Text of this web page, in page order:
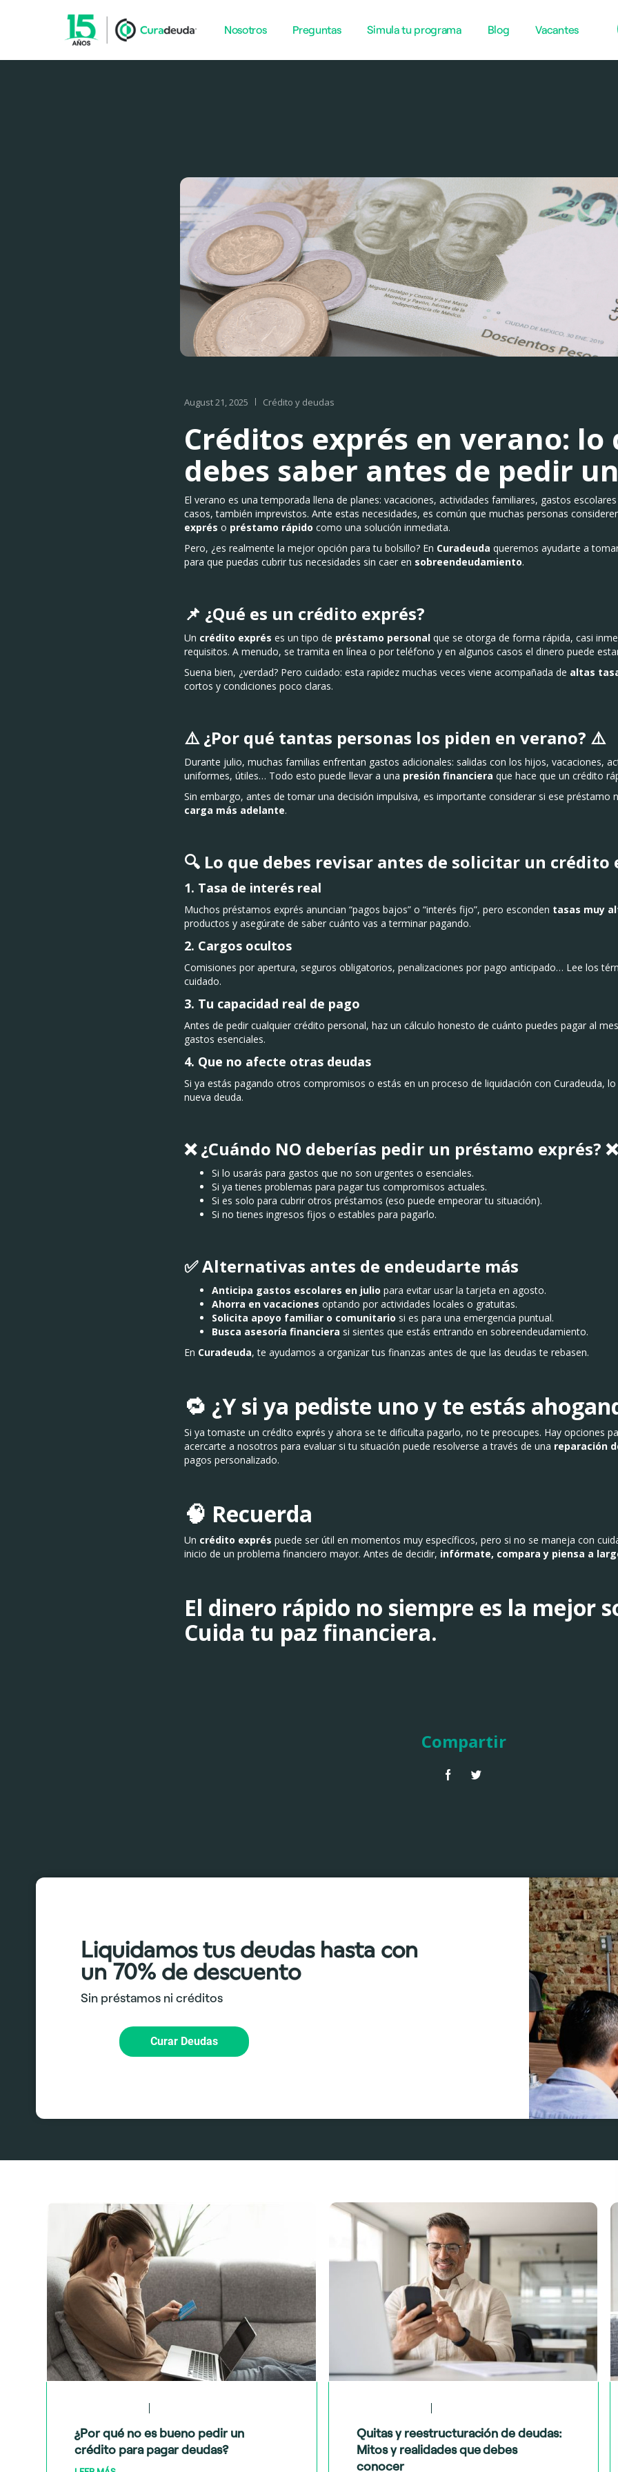
Nosotros Preguntas Simula tu programa Blog Vacantes
August 21, 2025 Crédito y deudas
Créditos exprés en verano: lo
debes saber antes de pedir
El verano es una temporada llena de planes: vacaciones, actividades familiares, gastos
casos, también imprevistos. Ante estas necesidades, es común que muchas personas
exprés o préstamo rápido como una solución inmediata.
Pero, ¿es realmente la mejor opción para tu bolsillo? En Curadeuda queremos ayudarte a
para que puedas cubrir tus necesidades sin caer en sobreendeudamiento.
📌 ¿Qué es un crédito exprés?
Un crédito exprés es un tipo de préstamo personal que se otorga de forma rápida, casi
requisitos. A menudo, se tramita en línea o por teléfono y en algunos casos el dinero puede
Suena bien, ¿verdad? Pero cuidado: esta rapidez muchas veces viene acompañada de altas
cortos y condiciones poco claras.
⚠️ ¿Por qué tantas personas los piden en verano? ⚠️
Durante julio, muchas familias enfrentan gastos adicionales: salidas con los hijos, vacaciones,
uniformes, útiles… Todo esto puede llevar a una presión financiera que hace que un crédito
Sin embargo, antes de tomar una decisión impulsiva, es importante considerar si ese préstamo
carga más adelante.
🔍 Lo que debes revisar antes de solicitar un crédito
1. Tasa de interés real
Muchos préstamos exprés anuncian “pagos bajos” o “interés fijo”, pero esconden tasas muy
productos y asegúrate de saber cuánto vas a terminar pagando.
2. Cargos ocultos
Comisiones por apertura, seguros obligatorios, penalizaciones por pago anticipado… Lee los
cuidado.
3. Tu capacidad real de pago
Antes de pedir cualquier crédito personal, haz un cálculo honesto de cuánto puedes pagar al
gastos esenciales.
4. Que no afecte otras deudas
Si ya estás pagando otros compromisos o estás en un proceso de liquidación con Curadeuda, lo
nueva deuda.
❌ ¿Cuándo NO deberías pedir un préstamo exprés? ❌
Si lo usarás para gastos que no son urgentes o esenciales.
Si ya tienes problemas para pagar tus compromisos actuales.
Si es solo para cubrir otros préstamos (eso puede empeorar tu situación).
Si no tienes ingresos fijos o estables para pagarlo.
✅ Alternativas antes de endeudarte más
Anticipa gastos escolares en julio para evitar usar la tarjeta en agosto.
Ahorra en vacaciones optando por actividades locales o gratuitas.
Solicita apoyo familiar o comunitario si es para una emergencia puntual.
Busca asesoría financiera si sientes que estás entrando en sobreendeudamiento.
En Curadeuda, te ayudamos a organizar tus finanzas antes de que las deudas te rebasen.
🔁 ¿Y si ya pediste uno y te estás
Si ya tomaste un crédito exprés y ahora se te dificulta pagarlo, no te preocupes. Hay opciones
acercarte a nosotros para evaluar si tu situación puede resolverse a través de una reparación
pagos personalizado.
🧠 Recuerda
Un crédito exprés puede ser útil en momentos muy específicos, pero si no se maneja con
inicio de un problema financiero mayor. Antes de decidir, infórmate, compara y piensa a
El dinero rápido no siempre es la mejor
Cuida tu paz financiera.
Compartir
Liquidamos tus deudas hasta con
un 70% de descuento
Sin préstamos ni créditos
Curar Deudas
¿Por qué no es bueno pedir un
crédito para pagar deudas?
Quitas y reestructuración de deudas:
Mitos y realidades que debes
conocer